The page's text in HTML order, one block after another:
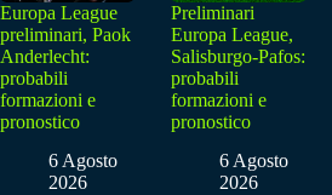
Europa League
preliminari, Paok
Anderlecht:
probabili
formazioni e
pronostico
6 Agosto
2026
Preliminari
Europa League,
Salisburgo-Pafos:
probabili
formazioni e
pronostico
6 Agosto
2026